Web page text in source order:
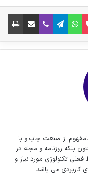
پاکتواتس آپ تلگراموایبر اشتراک گذاری از طریق ایمیل
از صنعت چاپ و با
بلکه روزنامه و مجله در
تکنولوژی مورد نیاز و
کاربردی می باشد.